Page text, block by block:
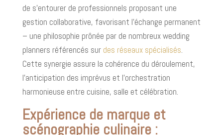
de s’entourer de professionnels proposant une
gestion collaborative, favorisant l’échange permanent
– une philosophie prônée par de nombreux wedding
planners référencés sur des réseaux spécialisés.
Cette synergie assure la cohérence du déroulement,
l’anticipation des imprévus et l’orchestration
harmonieuse entre cuisine, salle et célébration.
Expérience de marque et
scénographie culinaire :